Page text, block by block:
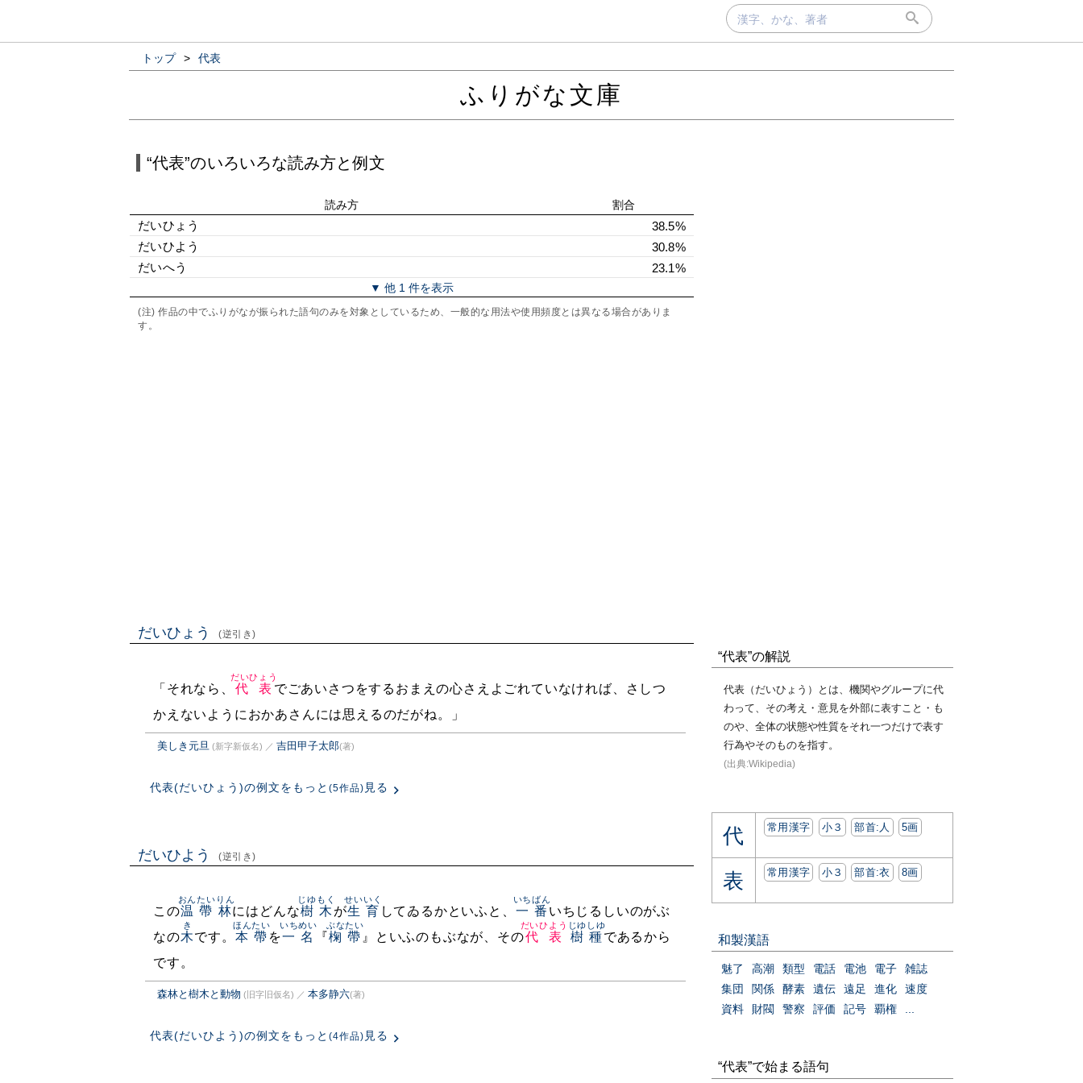
トップ > 代表
ふりがな文庫
“代表”のいろいろな読み方と例文
読み方 割合
だいひょう
38.5%
だいひよう
30.8%
だいへう
23.1%
▼ 他 1 件を表示
(注) 作品の中でふりがなが振られた語句のみを対象としているため、一般的な用法や使用頻度とは異なる場合がありま
す。
だいひょう (逆引き)
「それなら、 代表
だいひょう
でごあいさつをするおまえの心さえよごれていなければ、さしつ
かえないようにおかあさんには思えるのだがね。」
美しき元旦 (新字新仮名) ／ 吉田甲子太郎(著)
代表(だいひょう)の例文をもっと (5作品) 見る
だいひよう (逆引き)
この温帶林
おんたいりん
にはどんな樹木
じゆもく
が生育
せいいく
してゐるかといふと、 一番
いちばん
いちじるしいのがぶ
なの木
き
です。 本帶
ほんたい
を一名
いちめい
『椈帶
ぶなたい
』といふのもぶなが、その代表
だいひよう
樹種
じゆしゆ
であるから
です。
森林と樹木と動物 (旧字旧仮名) ／ 本多静六(著)
代表(だいひよう)の例文をもっと (4作品) 見る
“代表”の解説
代表（だいひょう）とは、機関やグループに代
わって、その考え・意見を外部に表すこと・も
のや、全体の状態や性質をそれ一つだけで表す
行為やそのものを指す。
(出典:Wikipedia)
代 常用漢字 小３ 部首:⼈ 5画
表 常用漢字 小３ 部首:⾐ 8画
和製漢語
魅了 高潮 類型 電話 電池 電子
雑誌
集団
関係 酵素 遺伝 遠足 進化
速度
資料
財閥 警察 評価 記号 覇権 ...
“代表”で始まる語句